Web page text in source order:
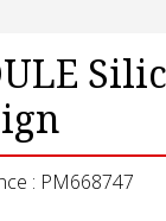
: PM668747